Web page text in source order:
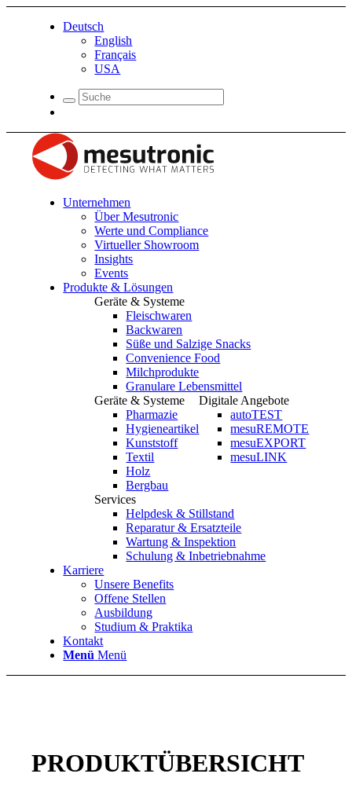
Deutsch
English
Français
USA
Unternehmen
Über Mesutronic
Werte und Compliance
Virtueller Showroom
Insights
Events
Produkte & Lösungen
Geräte & Systeme
Fleischwaren
Backwaren
Süße und Salzige Snacks
Convenience Food
Milchprodukte
Granulare Lebensmittel
Geräte & Systeme
Pharmazie
Hygieneartikel
Kunststoff
Textil
Holz
Bergbau
Digitale Angebote
autoTEST
mesuREMOTE
mesuEXPORT
mesuLINK
Services
Helpdesk & Stillstand
Reparatur & Ersatzteile
Wartung & Inspektion
Schulung & Inbetriebnahme
Karriere
Unsere Benefits
Offene Stellen
Ausbildung
Studium & Praktika
Kontakt
Menü Menü
PRODUKT­ÜBERSICHT